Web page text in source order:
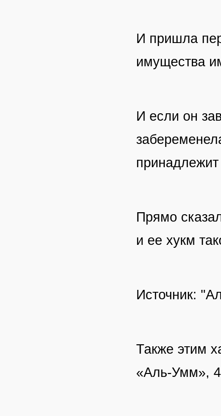
И пришла
имущества
И если он
Прямо
и ее хукм
Источник:
Также этим
«Аль-Умм»,